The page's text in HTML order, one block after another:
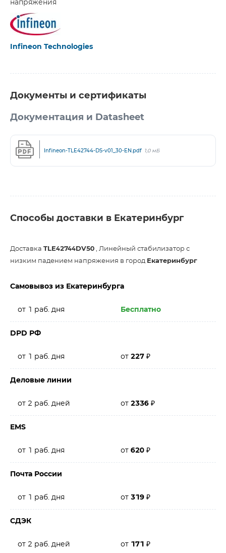
напряжения
Infineon Technologies
Документы и сертификаты
Документация и Datasheet
Infineon-TLE42744-DS-v01_30-EN.pdf 1,0 мБ
Способы доставки в Екатеринбург
Доставка TLE42744DV50 , Линейный стабилизатор с
низким падением напряжения в город Екатеринбург
Самовывоз из Екатеринбурга
от 1 раб. дня Бесплатно
DPD РФ
от 1 раб. дня от 227 ₽
Деловые линии
от 2 раб. дней от 2336 ₽
EMS
от 1 раб. дня от 620 ₽
Почта России
от 1 раб. дня от 319 ₽
СДЭК
от 2 раб. дней от 171 ₽